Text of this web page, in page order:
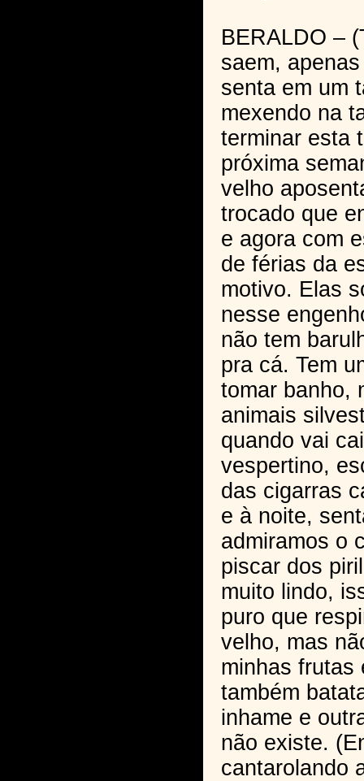
BERALDO –
saem,
senta em um
mexendo na
terminar esta
próxima
velho
trocado que
e agora com
de férias da
motivo. Elas
nesse
não tem
pra cá. Tem
tomar banho,
animais
quando vai
vespertino,
das cigarras
e à noite,
admiramos o
piscar dos
muito lindo,
puro que
velho, mas
minhas frutas
também
inhame e
não existe.
cantarolando